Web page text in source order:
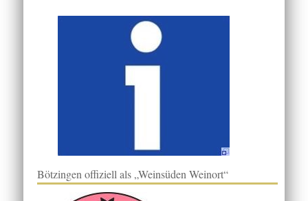
Bötzingen offiziell als „Weinsüden Weinort“